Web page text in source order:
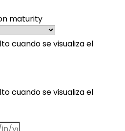
maturity
cuando se visualiza el
cuando se visualiza el